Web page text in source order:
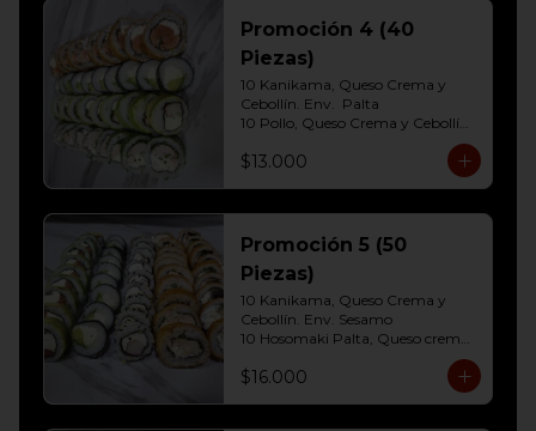
Promoción 4 (40
Piezas)
10 Kanikama, Queso Crema y
Cebollín. Env.  Palta
10 Pollo, Queso Crema y Cebollín
10 Hosomaki Palta, Queso crema
$13.000
Promoción 5 (50
Piezas)
10 Kanikama, Queso Crema y
Cebollín. Env. Sesamo
10 Hosomaki Palta, Queso crema
Cebollín Env.Palta
10 Pollo, Queso Crema y Cebollín
$16.000